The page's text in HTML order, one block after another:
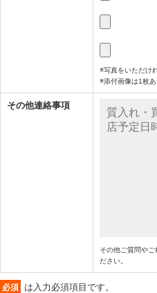
※写真をいただけ
※添付画像は1枚
その他連絡事項
その他ご質問や
ださい。
必須 は入力必須項目です。